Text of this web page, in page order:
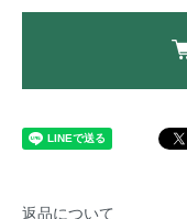
返品について